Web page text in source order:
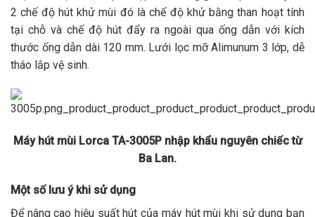
2 chế độ hút khử mùi đó là chế độ khử bằng than hoạt tính
tại chỗ và chế độ hút đẩy ra ngoài qua ống dẫn với kích
thước ống dẫn dài 120 mm. Lưới lọc mỡ Alimunum 3 lớp, dễ
tháo lắp vệ sinh.
Máy hút mùi Lorca TA-3005P nhập khẩu nguyên chiếc từ
Ba Lan.
Một số lưu ý khi sử dụng
Để nâng cao hiệu suất hút của máy hút mùi khi sử dụng bạn